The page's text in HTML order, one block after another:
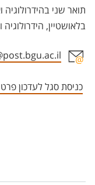
יחידות
תואר שני בהידרולוגיה
בלאושטיין, הידרולוגיה
כניסת סגל לעדכון